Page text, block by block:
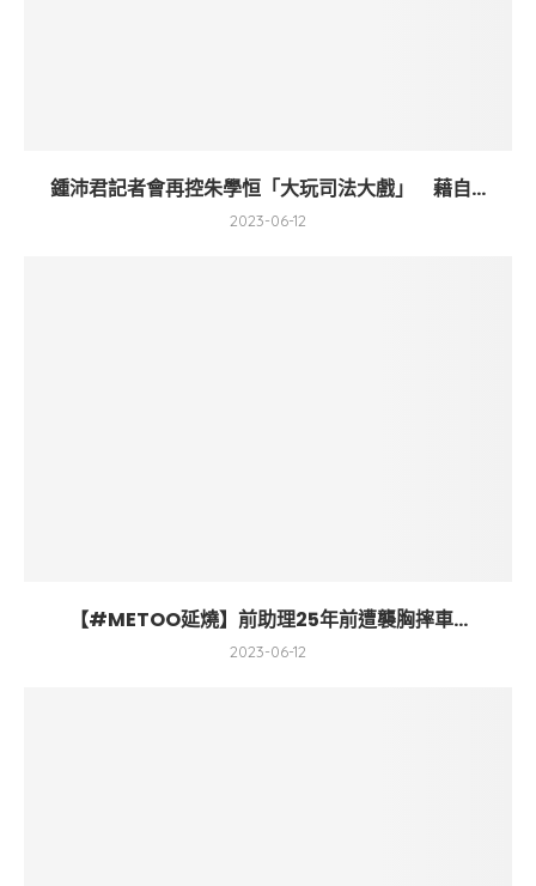
鍾沛君記者會再控朱學恒「大玩司法大戲」 藉自...
2023-06-12
【#METOO延燒】前助理25年前遭襲胸摔車...
2023-06-12